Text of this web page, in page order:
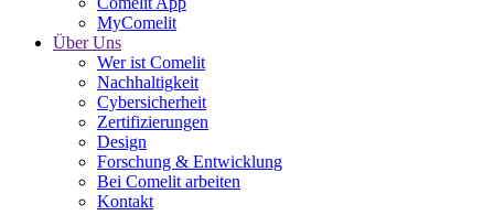
MyComelit
Über Uns
Wer ist Comelit
Nachhaltigkeit
Cybersicherheit
Zertifizierungen
Design
Forschung & Entwicklung
Bei Comelit arbeiten
Kontakt